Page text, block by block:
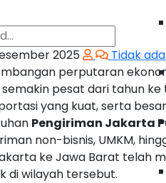
2025
Tidak
perputaran
pesat dari tahun
yang kuat, serta
Pengiriman Jakarta
non-bisnis, UMKM,
ke Jawa Barat telah
di wilayah tersebut.